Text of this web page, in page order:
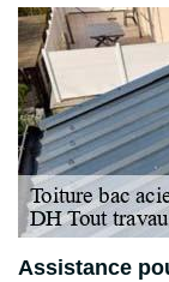
Assistance